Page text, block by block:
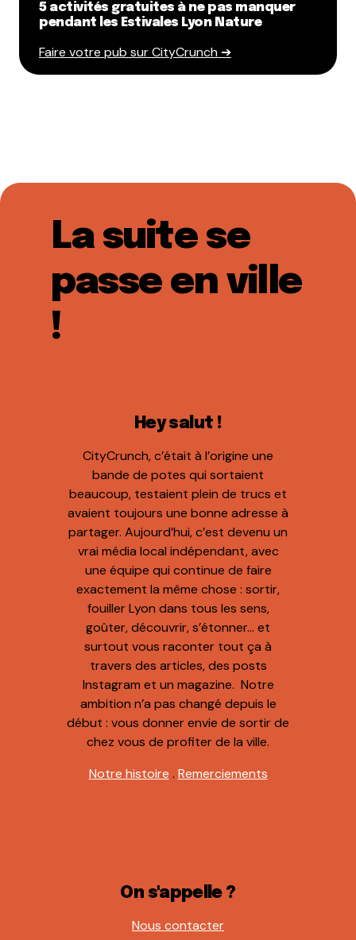
5 activités gratuites à ne pas manquer
pendant les Estivales Lyon Nature
Faire votre pub sur CityCrunch ➔
La suite se
passe en ville
!
Hey salut !
CityCrunch, c’était à l’origine une
bande de potes qui sortaient
beaucoup, testaient plein de trucs et
avaient toujours une bonne adresse à
partager. Aujourd’hui, c’est devenu un
vrai média local indépendant, avec
une équipe qui continue de faire
exactement la même chose : sortir,
fouiller Lyon dans tous les sens,
goûter, découvrir, s’étonner… et
surtout vous raconter tout ça à
travers des articles, des posts
Instagram et un magazine. Notre
ambition n’a pas changé depuis le
début : vous donner envie de sortir de
chez vous de profiter de la ville.
Notre histoire . Remerciements
On s'appelle ?
Nous contacter